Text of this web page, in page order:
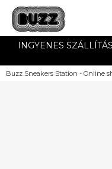
INGYENES
Buzz Sneakers Station - Online